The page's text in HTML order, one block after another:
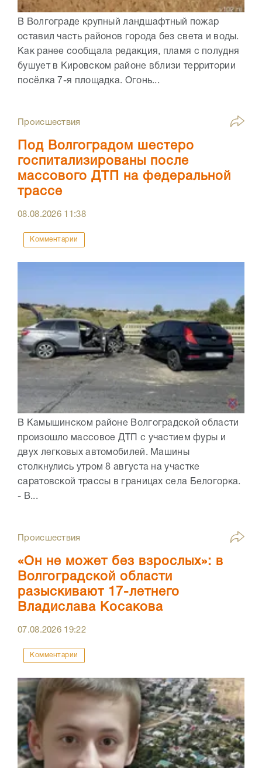
В Волгограде крупный ландшафтный пожар
оставил часть районов города без света и воды.
Как ранее сообщала редакция, пламя с полудня
бушует в Кировском районе вблизи территории
посёлка 7-я площадка. Огонь...
Происшествия
Под Волгоградом шестеро
госпитализированы после
массового ДТП на федеральной
трассе
08.08.2026 11:38
Комментарии
В Камышинском районе Волгоградской области
произошло массовое ДТП с участием фуры и
двух легковых автомобилей. Машины
столкнулись утром 8 августа на участке
саратовской трассы в границах села Белогорка.
- В...
Происшествия
«Он не может без взрослых»: в
Волгоградской области
разыскивают 17-летнего
Владислава Косакова
07.08.2026 19:22
Комментарии